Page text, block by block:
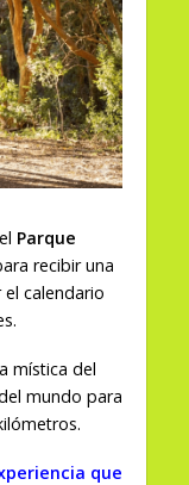
Parque
recibir una
calendario
mística del
mundo para
que